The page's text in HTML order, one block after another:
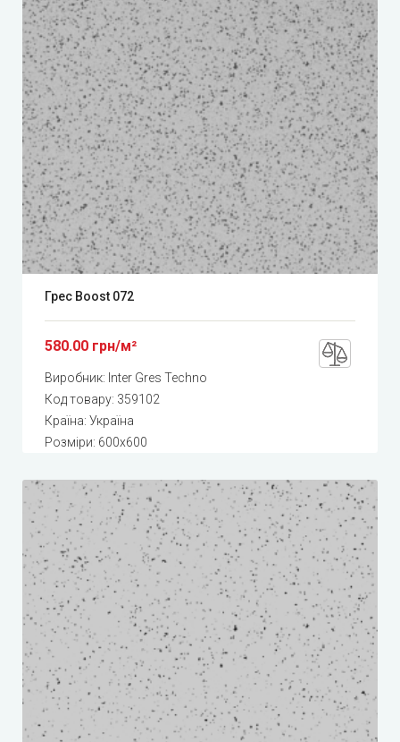
Грес Boost 072
580.00 грн/м²
Виробник: Inter Gres Techno
Код товару: 359102
Країна: Україна
Розміри: 600x600